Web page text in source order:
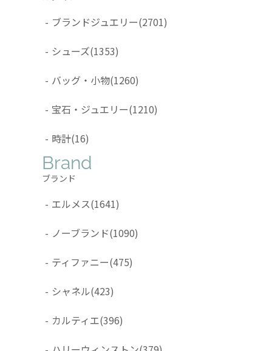
- ブランドジュエリー(2701)
- シューズ(1353)
- バッグ・小物(1260)
- 宝石・ジュエリー(1210)
- 時計(16)
Brand
ブランド
- エルメス(1641)
- ノーブランド(1090)
- ティファニー(475)
- シャネル(423)
- カルティエ(396)